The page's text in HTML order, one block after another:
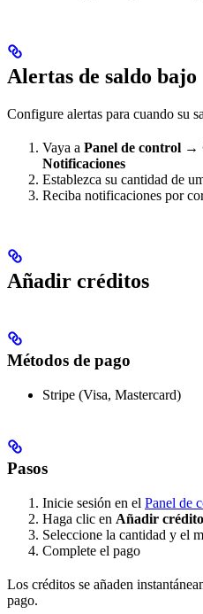
Alertas de saldo bajo
Configure alertas para cuando su
Vaya a Panel de control
Notificaciones
Establezca su cantidad de
Reciba notificaciones por
Añadir créditos
Métodos de pago
Stripe (Visa, Mastercard)
Pasos
Inicie sesión en el Panel de
Haga clic en Añadir
Seleccione la cantidad y el
Complete el pago
Los créditos se añaden
pago.